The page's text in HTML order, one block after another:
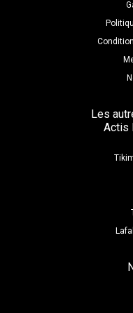
Les
Actis